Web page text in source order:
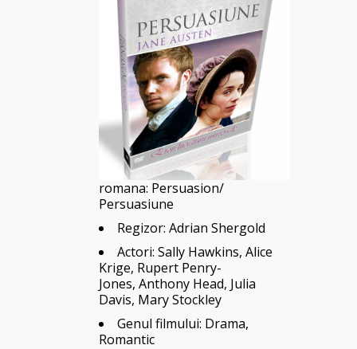
romana: Persuasion/
Persuasiune
Regizor: Adrian Shergold
Actori: Sally Hawkins, Alice
Krige, Rupert Penry-
Jones, Anthony Head, Julia
Davis, Mary Stockley
Genul filmului: Drama,
Romantic